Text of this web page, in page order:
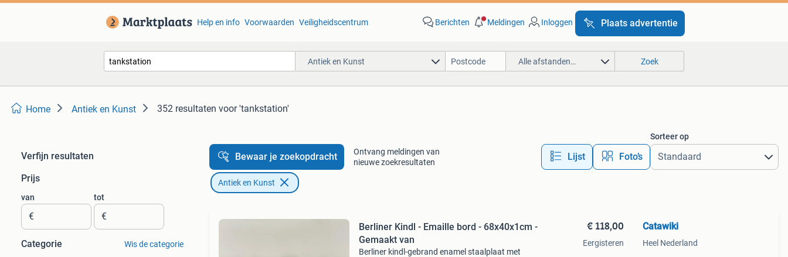
Help en info Voorwaarden Veiligheidscentrum Berichten Meldingen Inloggen Plaats advertentie
Antiek en Kunst Alle afstanden… Zoek
Home Antiek en Kunst 352 resultaten voor 'tankstation'
Verfijn resultaten
Prijs
van
€
tot
€
Categorie Wis de categorie
Bewaar je zoekopdracht
Ontvang meldingen van
nieuwe zoekresultaten
Lijst Foto’s
Sorteer op
Antiek en Kunst
Berliner Kindl - Emaille bord - 68x40x1cm -
Gemaakt van
Berliner kindl-gebrand enamel staalplaat met
€ 118,00
Eergisteren
Catawiki
Heel Nederland